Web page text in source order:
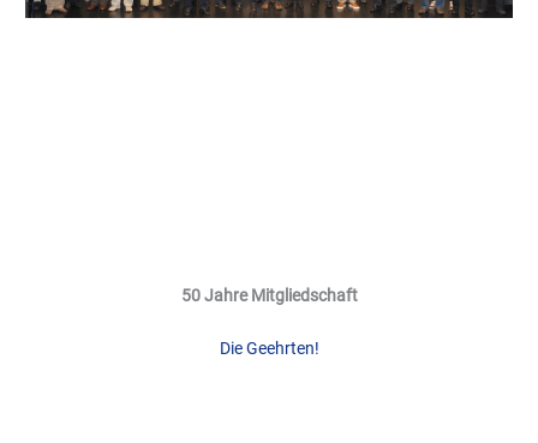
50 Jahre Mitgliedschaft
Die Geehrten!